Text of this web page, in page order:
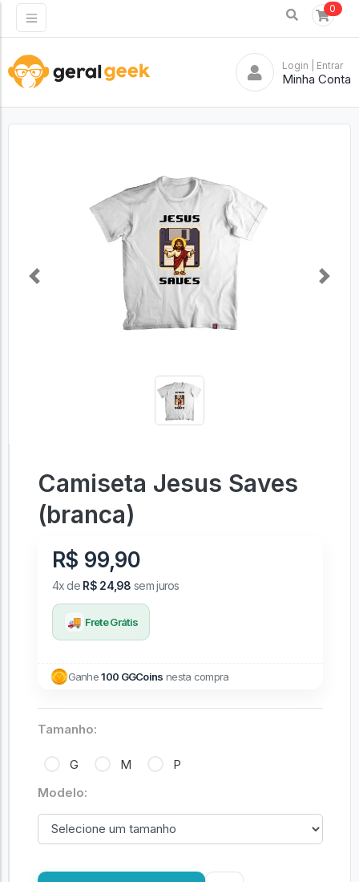
0
Login | Entrar
Minha Conta
Previous Next
Camiseta Jesus Saves
(branca)
R$ 99,90
4x de R$ 24,98 sem juros
🚚 Frete Grátis
Ganhe100 GGCoins nesta compra
Tamanho:
G M
P
Modelo: